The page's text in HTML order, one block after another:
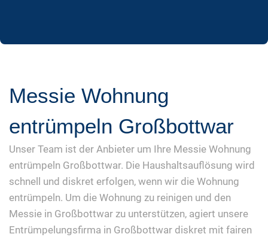
Messie Wohnung
entrümpeln Großbottwar
Unser Team ist der Anbieter um Ihre Messie Wohnung
entrümpeln Großbottwar. Die Haushaltsauflösung wird
schnell und diskret erfolgen, wenn wir die Wohnung
entrümpeln. Um die Wohnung zu reinigen und den
Messie in Großbottwar zu unterstützen, agiert unsere
Entrümpelungsfirma in Großbottwar diskret mit fairen